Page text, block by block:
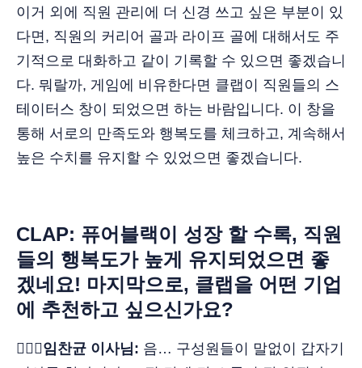
이거 외에 직원 관리에 더 신경 쓰고 싶은 부분이 있
다면, 직원의 커리어 골과 라이프 골에 대해서도 주
기적으로 대화하고 같이 기록할 수 있으면 좋겠습니
다. 뭐랄까, 게임에 비유한다면 클랩이 직원들의 스
테이터스 창이 되었으면 하는 바람입니다. 이 창을
통해 서로의 만족도와 행복도를 체크하고, 계속해서
높은 수치를 유지할 수 있었으면 좋겠습니다.
CLAP: 퓨어블랙이 성장 할 수록, 직원
들의 행복도가 높게 유지되었으면 좋
겠네요! 마지막으로, 클랩을 어떤 기업
에 추천하고 싶으신가요?
🙋🏻‍♂️임찬균 이사님: 음… 구성원들이 말없이 갑자기